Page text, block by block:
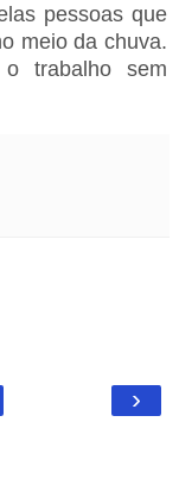
pessoas que
meio da chuva.
trabalho sem
›